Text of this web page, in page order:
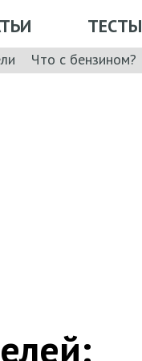
ТЕСТЫ
Что с бензином?